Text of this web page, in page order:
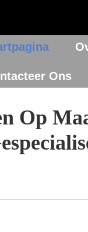
Ons
Op